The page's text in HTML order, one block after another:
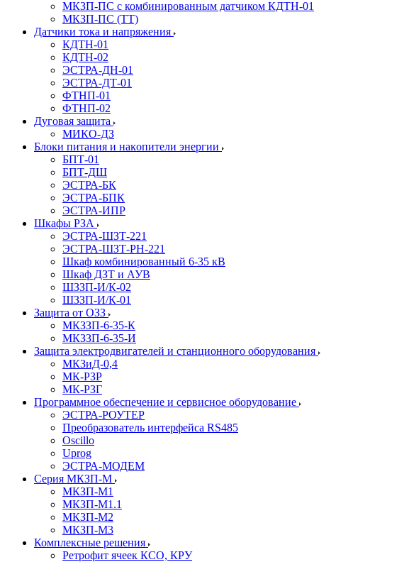
МКЗП-ПС с комбинированным датчиком КДТН-01
МКЗП-ПС (ТТ)
Датчики тока и напряжения
КДТН-01
КДТН-02
ЭСТРА-ДН-01
ЭСТРА-ДТ-01
ФТНП-01
ФТНП-02
Дуговая защита
МИКО-ДЗ
Блоĸи питания и наĸопители энергии
БПТ-01
БПТ-ДШ
ЭСТРА-БК
ЭСТРА-БПК
ЭСТРА-ИПР
Шкафы РЗА
ЭСТРА-ШЗТ-221
ЭСТРА-ШЗТ-РН-221
Шкаф комбинированный 6-35 кВ
Шкаф ДЗТ и АУВ
ШЗЗП-И/К-02
ШЗЗП-И/К-01
Защита от ОЗЗ
МКЗЗП-6-35-К
МКЗЗП-6-35-И
Защита элеĸтродвигателей и станционного оборудования
МКЗиД-0,4
МК-РЗР
МК-РЗГ
Программное обеспечение и сервисное оборудование
ЭСТРА-РОУТЕР
Преобразователь интерфейса RS485
Oscillo
Uprog
ЭСТРА-МОДЕМ
Серия МКЗП-М
МКЗП-М1
МКЗП-М1.1
МКЗП-М2
МКЗП-М3
Комплексные решения
Ретрофит ячеек КСО, КРУ